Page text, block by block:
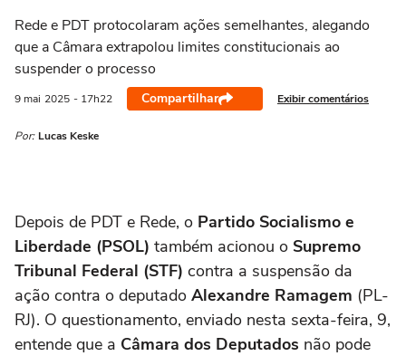
Rede e PDT protocolaram ações semelhantes, alegando
que a Câmara extrapolou limites constitucionais ao
suspender o processo
9 mai 2025 - 17h22 Compartilhar Exibir comentários
Por: Lucas Keske
Depois de PDT e Rede, o Partido Socialismo e
Liberdade (PSOL) também acionou o Supremo
Tribunal Federal (STF) contra a suspensão da
ação contra o deputado Alexandre Ramagem (PL-
RJ). O questionamento, enviado nesta sexta-feira, 9,
entende que a Câmara dos Deputados não pode